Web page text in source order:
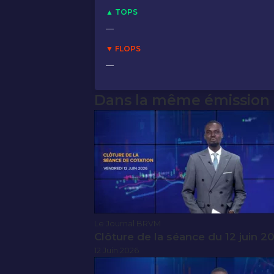
▲ TOPS
—
▼ FLOPS
—
Dans la même émission
Le Journal BRVM
Clôture de la séance du 12 juin